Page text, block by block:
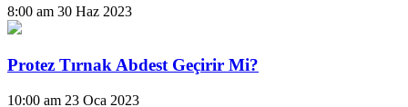
8:00 am 30 Haz 2023
Protez Tırnak Abdest Geçirir Mi?
10:00 am 23 Oca 2023